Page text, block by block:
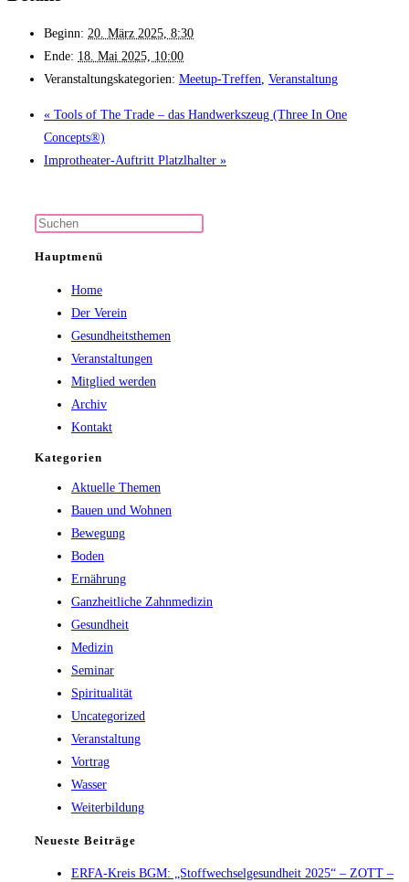
Beginn: 20. März 2025, 8:30
Ende: 18. Mai 2025, 10:00
Veranstaltungskategorien: Meetup-Treffen, Veranstaltung
« Tools of The Trade – das Handwerkszeug (Three In One
Concepts®)
Improtheater-Auftritt Platzlhalter »
Hauptmenü
Home
Der Verein
Gesundheitsthemen
Veranstaltungen
Mitglied werden
Archiv
Kontakt
Kategorien
Aktuelle Themen
Bauen und Wohnen
Bewegung
Boden
Ernährung
Ganzheitliche Zahnmedizin
Gesundheit
Medizin
Seminar
Spiritualität
Uncategorized
Veranstaltung
Vortrag
Wasser
Weiterbildung
Neueste Beiträge
ERFA-Kreis BGM: „Stoffwechselgesundheit 2025“ – ZOTT –